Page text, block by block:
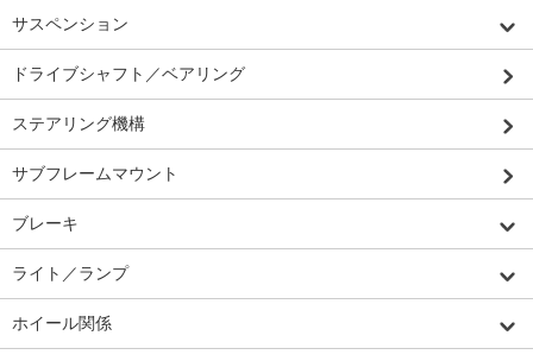
サスペンション
ドライブシャフト／ベアリング
ステアリング機構
サブフレームマウント
ブレーキ
ライト／ランプ
ホイール関係